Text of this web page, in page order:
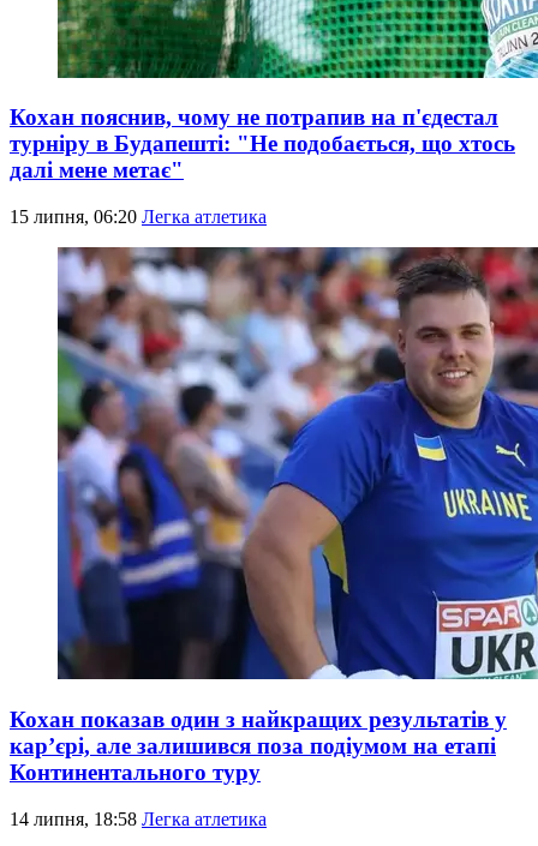
Кохан пояснив, чому не потрапив на п'єдестал
турніру в Будапешті: "Не подобається, що хтось
далі мене метає"
15 липня, 06:20 Легка атлетика
Кохан показав один з найкращих результатів у
кар’єрі, але залишився поза подіумом на етапі
Континентального туру
14 липня, 18:58 Легка атлетика